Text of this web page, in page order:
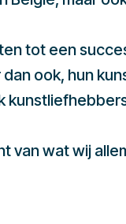
tot een
ook, hun
van wat wij